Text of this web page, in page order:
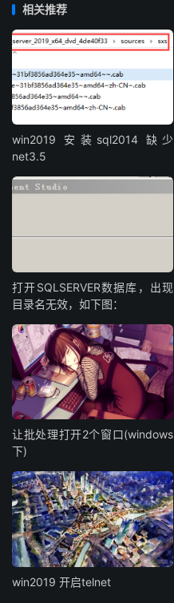
相关推荐
win2019 安装sql2014 缺少
net3.5
打开SQLSERVER数据库，出现
目录名无效，如下图：
让批处理打开2个窗口(windows
下)
win2019 开启telnet